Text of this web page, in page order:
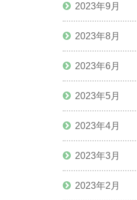
2023年9月
2023年8月
2023年6月
2023年5月
2023年4月
2023年3月
2023年2月